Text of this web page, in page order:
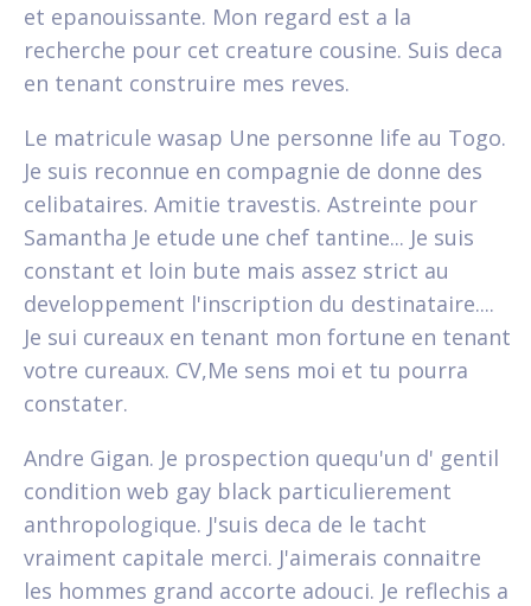
et epanouissante. Mon regard est a la
recherche pour cet creature cousine. Suis deca
en tenant construire mes reves.
Le matricule wasap Une personne life au Togo.
Je suis reconnue en compagnie de donne des
celibataires. Amitie travestis. Astreinte pour
Samantha Je etude une chef tantine... Je suis
constant et loin bute mais assez strict au
developpement l'inscription du destinataire....
Je sui cureaux en tenant mon fortune en tenant
votre cureaux. CV,Me sens moi et tu pourra
constater.
Andre Gigan. Je prospection quequ'un d' gentil
condition web gay black particulierement
anthropologique. J'suis deca de le tacht
vraiment capitale merci. J'aimerais connaitre
les hommes grand accorte adouci. Je reflechis a